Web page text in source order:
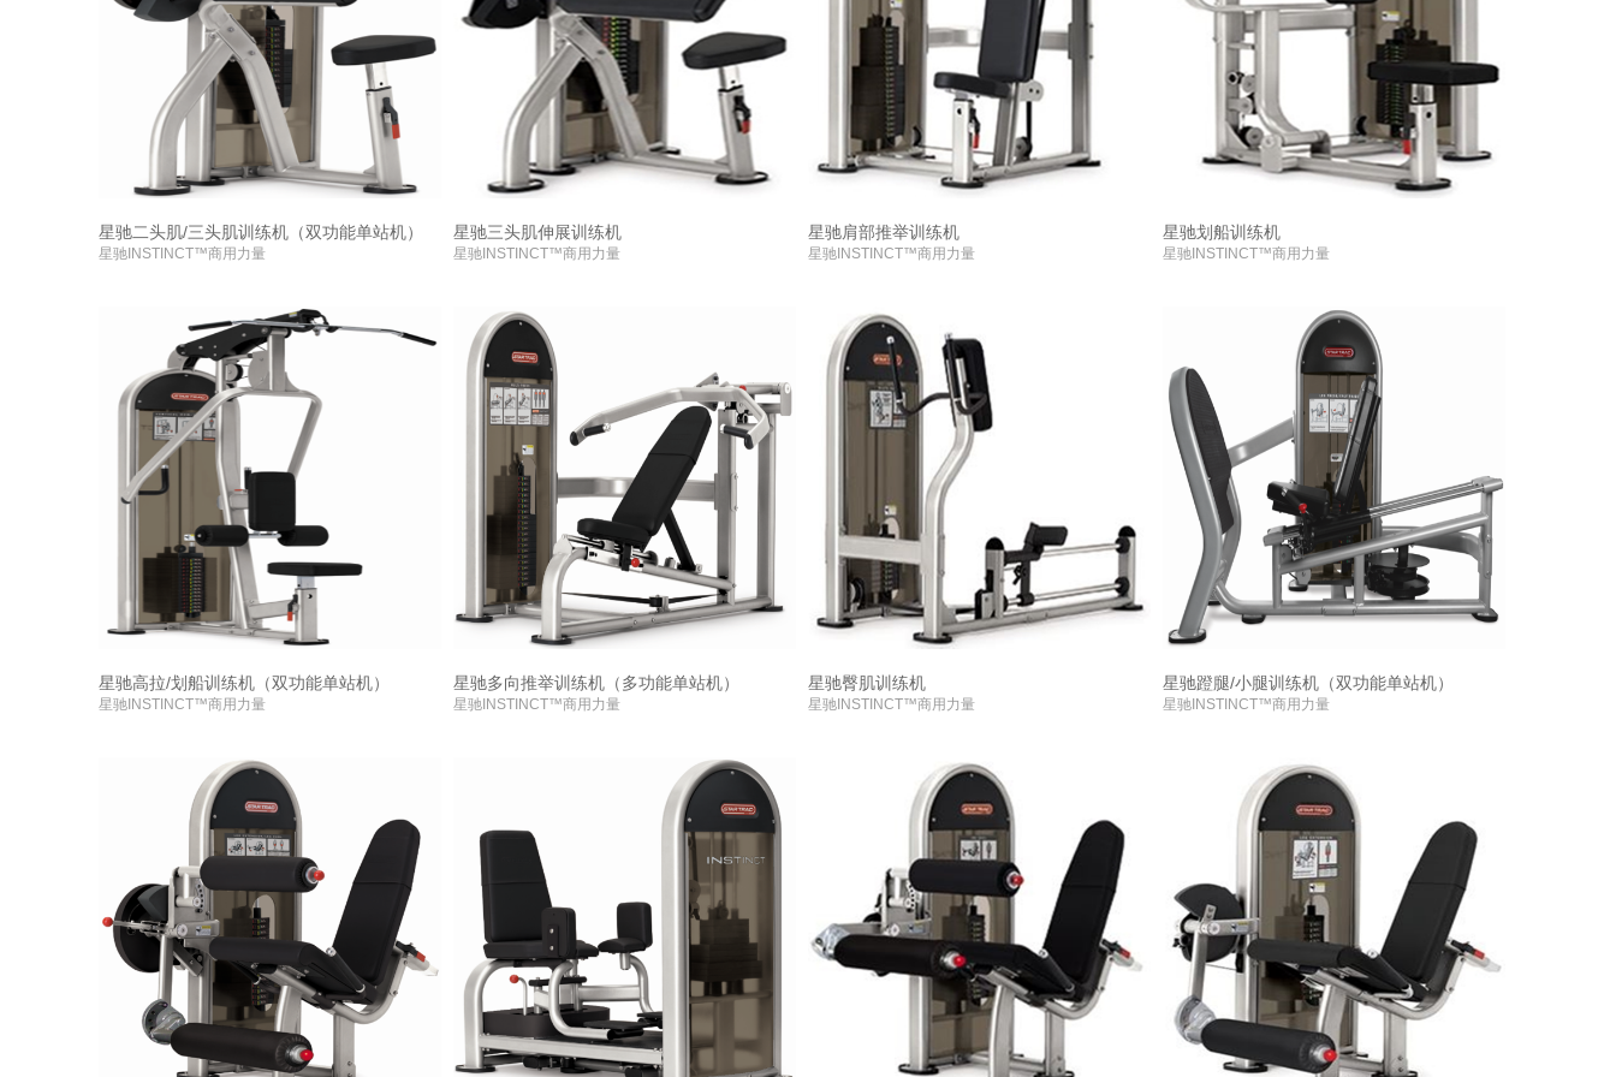
星驰二头肌/三头肌训练机（双功能单站机）
星驰INSTINCT™商用力量
星驰三头肌伸展训练机
星驰INSTINCT™商用力量
星驰肩部推举训练机
星驰INSTINCT™商用力量
星驰划船训练机
星驰INSTINCT™商用力量
星驰高拉/划船训练机（双功能单站机）
星驰INSTINCT™商用力量
星驰多向推举训练机（多功能单站机）
星驰INSTINCT™商用力量
星驰臀肌训练机
星驰INSTINCT™商用力量
星驰蹬腿/小腿训练机（双功能单站机）
星驰INSTINCT™商用力量